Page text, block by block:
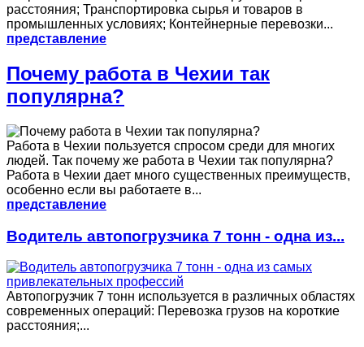
расстояния; Транспортировка сырья и товаров в
промышленных условиях; Контейнерные перевозки...
представление
Почему работа в Чехии так
популярна?
Работа в Чехии пользуется спросом среди для многих
людей. Так почему же работа в Чехии так популярна?
Работа в Чехии дает много существенных преимуществ,
особенно если вы работаете в...
представление
Водитель автопогрузчика 7 тонн - одна из...
Автопогрузчик 7 тонн используется в различных областях
современных операций: Перевозка грузов на короткие
расстояния;...